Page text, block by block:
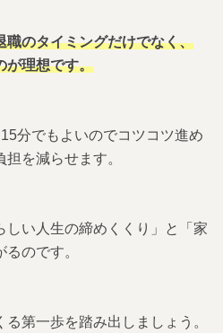
職のタイミングだけでなく、
が理想です。
分でもよいのでコツコツ進め
を減らせます。
しい人生の締めくくり」と「家
のです。
第一歩を踏み出しましょう。